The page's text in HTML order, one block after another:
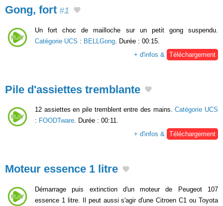
Gong, fort #1
Un fort choc de mailloche sur un petit gong suspendu.
Catégorie UCS : BELLGong . Durée : 00:15.
+ d'infos &
Téléchargement
Pile d'assiettes tremblante
12 assiettes en pile tremblent entre des mains.Catégorie UCS
: FOODTware. Durée : 00:11.
+ d'infos & Téléchargement
Moteur essence 1 litre
Démarrage puis extinction d'un moteur de Peugeot 107
essence 1 litre. Il peut aussi s'agir d'une Citroen C1 ou Toyota